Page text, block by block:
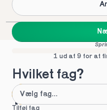
1 ud af 9 for at
Hvilket fag?
Tilføj fag
Mød